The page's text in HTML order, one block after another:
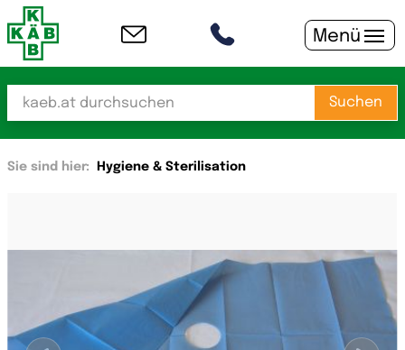
Menü
Suchen
Sie sind hier: Hygiene & Sterilisation